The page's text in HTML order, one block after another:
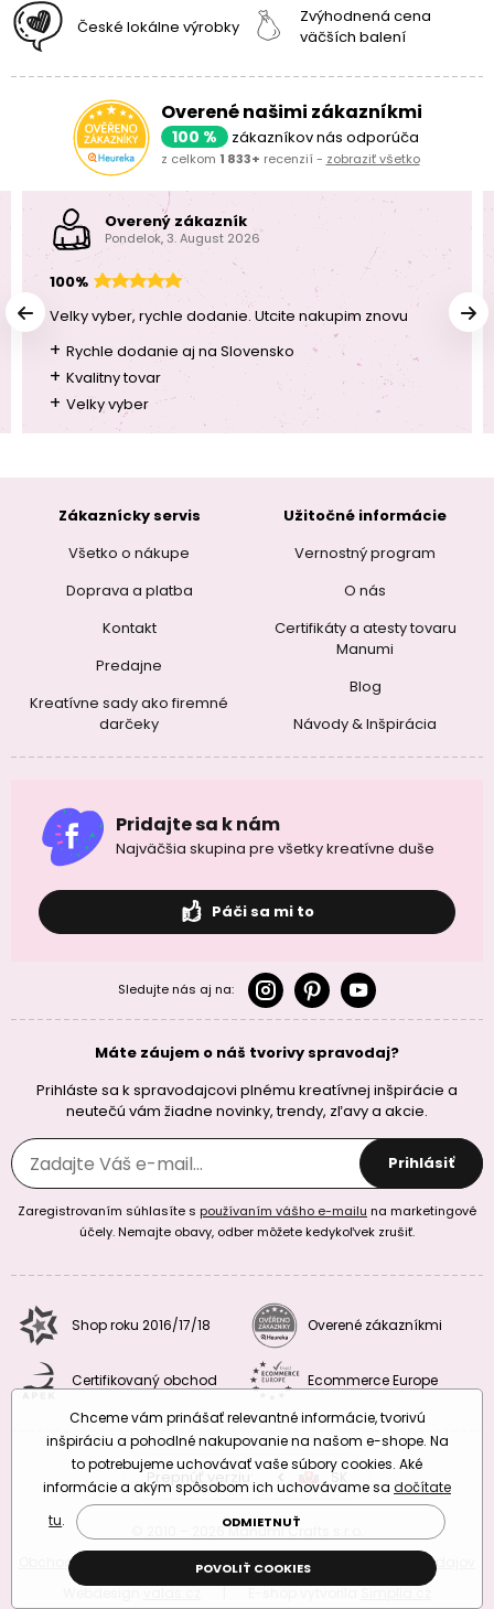
České lokálne výrobky
Zvýhodnená cena
väčších balení
Overené našimi zákazníkmi
100 % zákazníkov nás odporúča
z celkom 1 833+ recenzií - zobraziť všetko
Overený zákazník
Pondelok, 3. August 2026
100%
Velky vyber, rychle dodanie. Utcite nakupim znovu
+ Rychle dodanie aj na Slovensko
+ Kvalitny tovar
+ Velky vyber
Zákaznícky servis
Všetko o nákupe
Doprava a platba
Kontakt
Predajne
Kreatívne sady ako firemné
darčeky
Užitočné informácie
Vernostný program
O nás
Certifikáty a atesty tovaru
Manumi
Blog
Návody & Inšpirácia
Pridajte sa k nám
Najväčšia skupina pre všetky kreatívne duše
Páči sa mi to
Sledujte nás aj na:
Máte záujem o náš tvorivy spravodaj?
Prihláste sa k spravodajcovi plnému kreatívnej inšpirácie a
neutečú vám žiadne novinky, trendy, zľavy a akcie.
Prihlásiť
Zaregistrovaním súhlasíte s používaním vášho e-mailu na marketingové
účely. Nemajte obavy, odber môžete kedykoľvek zrušiť.
Shop roku 2016/17/18 Overené zákazníkmi
Certifikovaný obchod Ecommerce Europe
Prepnúť verziu: CZSK
© 2010 – 2026 Manumi Crafts s.r.o.
Obchodné podmienky
Podmienky ochrany osobných údajov
Chceme vám prinášať relevantné informácie, tvorivú
inšpiráciu a pohodlné nakupovanie na našom e-shope. Na
to potrebujeme uchovávať vaše súbory cookies. Aké
informácie a akým spôsobom ich uchovávame sa dočítate
tu. ODMIETNUŤ
POVOLIŤ COOKIES